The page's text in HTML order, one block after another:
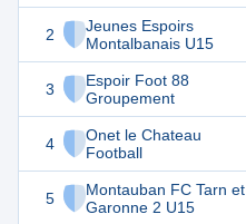
2
Jeunes Espoirs
Montalbanais U15
3
Espoir Foot 88
Groupement
4
Onet le Chateau
Football
5
Montauban FC Tarn et
Garonne 2 U15
30
22
16 11